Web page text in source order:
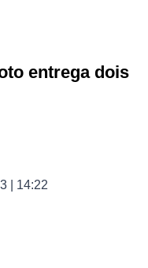
entrega dois
| 14:22